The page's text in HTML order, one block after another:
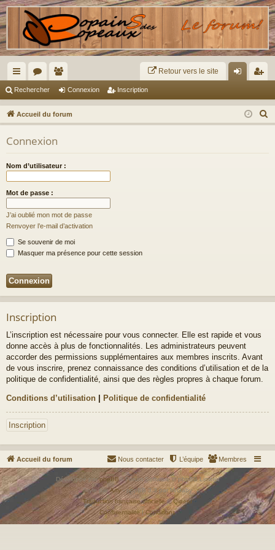
ac
co
ur
ci
s
or
u
m
s
m
br
es
Retour vers le site
ne
xi
cri
pti
Rechercher Connexion Inscription
Accueil du forum
e
Connexion
Nom d’utilisateur :
Mot de passe :
J’ai oublié mon mot de passe
Renvoyer l’e-mail d’activation
Se souvenir de moi
Masquer ma présence pour cette session
Inscription
L’inscription est nécessaire pour vous connecter. Elle est rapide et vous
donne accès à plus de fonctionnalités. Les administrateurs peuvent
accorder des permissions supplémentaires aux membres inscrits. Avant
de vous inscrire, prenez connaissance des conditions d’utilisation et de la
politique de confidentialité, ainsi que des règles propres à chaque forum.
Conditions d’utilisation | Politique de confidentialité
Inscription
Accueil du forum Membres
L’équipe
Nous contacter
Développé parphpBB® Forum Software © phpBB Limited
Style parArty- phpBB 3.3 par MrGaby
Traduction française officielle©Qiaeru
Confidentialité|Conditions